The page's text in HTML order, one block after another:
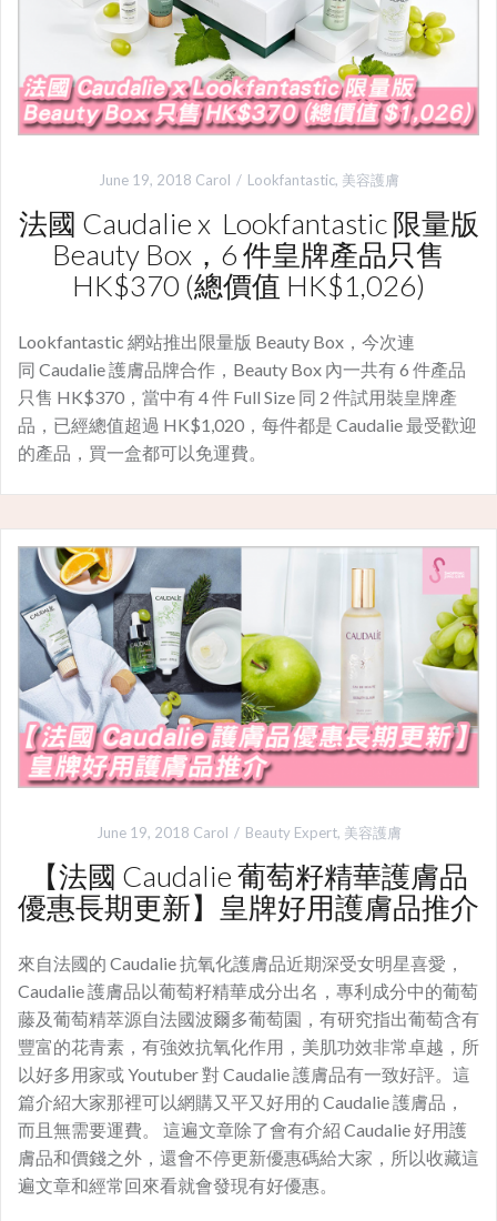
June 19, 2018 Carol Lookfantastic, 美容護膚
法國 Caudalie x Lookfantastic 限量版
Beauty Box，6 件皇牌產品只售
HK$370 (總價值 HK$1,026)
Lookfantastic 網站推出限量版 Beauty Box，今次連
同 Caudalie 護膚品牌合作，Beauty Box 內一共有 6 件產品
只售 HK$370，當中有 4 件 Full Size 同 2 件試用裝皇牌產
品，已經總值超過 HK$1,020，每件都是 Caudalie 最受歡迎
的產品，買一盒都可以免運費。
June 19, 2018 Carol Beauty Expert, 美容護膚
【法國 Caudalie 葡萄籽精華護膚品
優惠長期更新】皇牌好用護膚品推介
來自法國的 Caudalie 抗氧化護膚品近期深受女明星喜愛，
Caudalie 護膚品以葡萄籽精華成分出名，專利成分中的葡萄
藤及葡萄精萃源自法國波爾多葡萄園，有研究指出葡萄含有
豐富的花青素，有強效抗氧化作用，美肌功效非常卓越，所
以好多用家或 Youtuber 對 Caudalie 護膚品有一致好評。這
篇介紹大家那裡可以網購又平又好用的 Caudalie 護膚品，
而且無需要運費。 這遍文章除了會有介紹 Caudalie 好用護
膚品和價錢之外，還會不停更新優惠碼給大家，所以收藏這
遍文章和經常回來看就會發現有好優惠。